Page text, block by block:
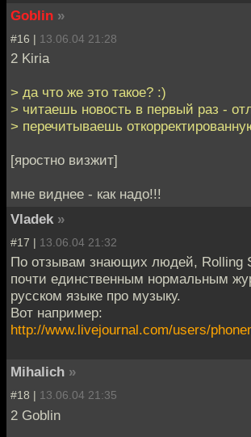
Goblin »
#16 | 13.06.04 21:28
2 Kiria
> да что же это такое? :)
> читаешь новость в первый раз -
> перечитываешь
[яростно визжит]
мне виднее - как надо!!!
Vladek »
#17 | 13.06.04 21:32
По отзывам знающих людей, Rolling
почти единственным нормальным
русском языке про музыку.
Вот например:
http://www.livejournal.com/users/
Mihalich »
#18 | 13.06.04 21:35
2 Goblin